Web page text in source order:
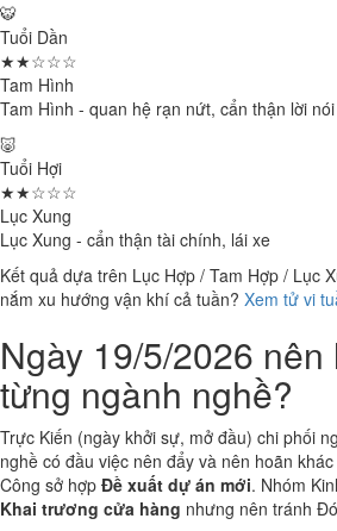
🐯
Tuổi Dần
★★☆☆☆
Tam Hình
Tam Hình - quan hệ rạn nứt, cẩn thận lời nói
🐷
Tuổi Hợi
★★☆☆☆
Lục Xung
Lục Xung - cẩn thận tài chính, lái xe
Kết quả dựa trên Lục Hợp / Tam Hợp / Lục
nắm xu hướng vận khí cả tuần? Xem tử vi
Ngày 19/5/2026
từng ngành nghề?
Trực Kiến (ngày khởi sự, mở đầu) chi phối
nghề có đầu việc nên đẩy và nên hoãn
Công sở hợp Đề xuất dự án mới. Nhóm
Khai trương cửa hàng nhưng nên tránh